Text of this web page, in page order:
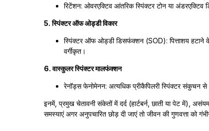
रिटेंशन: ओवरएक्टिव आंतरिक स्पिंक्टर टोन या अंडरएक्टिव
5. स्पिंक्टर ऑफ ओड्डी विकार
स्पिंक्टर ऑफ ओड्डी डिसफंक्शन (SOD): पित्ताशय हटाने के
वर्गीकृत।
6. वास्कुलर स्पिंक्टर मालफंक्शन
रेनॉड्स फेनोमेनन: अत्यधिक प्रीकैपिलरी स्पिंक्टर संकुचन से
इनमें, प्रमुख चेतावनी संकेतों में दर्द (हार्टबर्न, छाती या पेट में),
समस्याएं अगर अनुपचारित छोड़ दी जाएं तो जीवन की गुणवत्ता को